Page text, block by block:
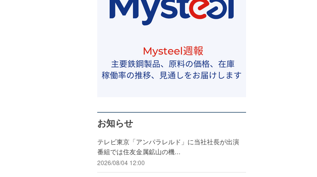
お知らせ
テレビ東京「アンパラレルド」に当社社長が出演
番組では住友金属鉱山の機...
2026/08/04 12:00